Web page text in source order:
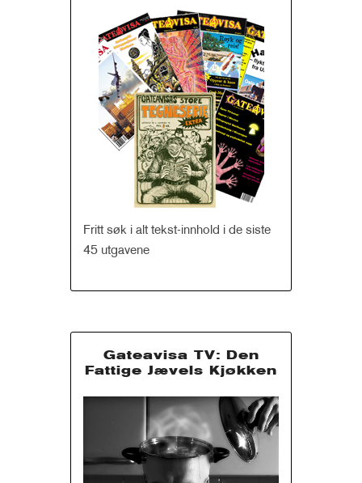
Fritt søk i alt tekst-innhold i de siste
45 utgavene
Gateavisa TV: Den
Fattige Jævels Kjøkken